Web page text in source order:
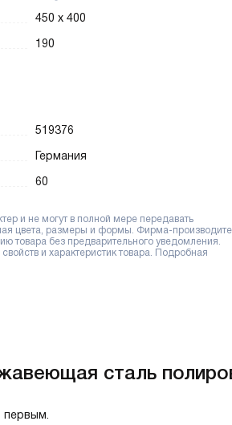
450 x 400
190
519376
Германия
60
и не могут в полной мере передавать
цвета, размеры и формы. Фирма-
товара без предварительного уведомления.
и характеристик товара. Подробная
сталь